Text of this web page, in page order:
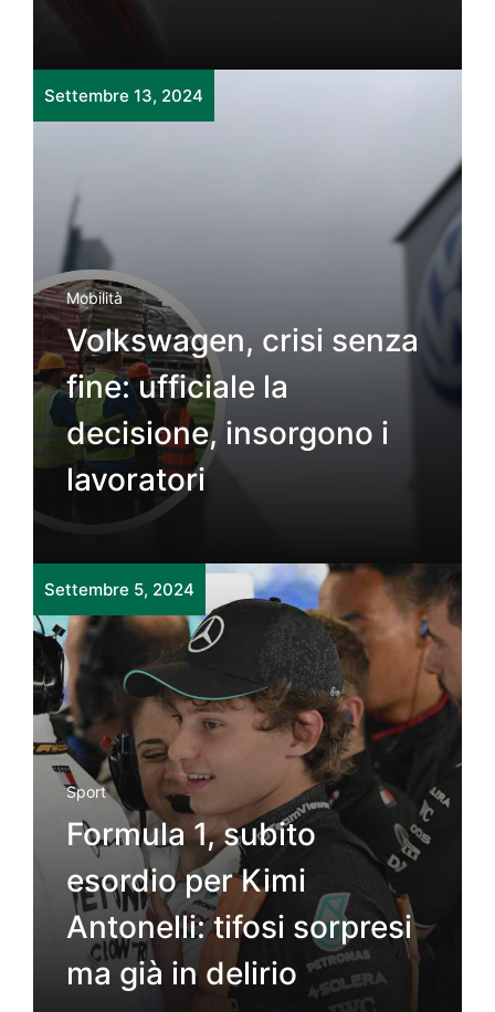
Settembre 13, 2024
Mobilità
Volkswagen, crisi senza
fine: ufficiale la
decisione, insorgono i
lavoratori
Settembre 5, 2024
Sport
Formula 1, subito
esordio per Kimi
Antonelli: tifosi sorpresi
ma già in delirio